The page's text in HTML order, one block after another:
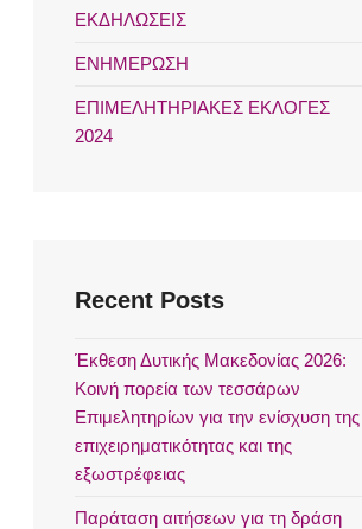
ΕΚΔΗΛΩΣΕΙΣ
ΕΝΗΜΕΡΩΣΗ
ΕΠΙΜΕΛΗΤΗΡΙΑΚΕΣ ΕΚΛΟΓΕΣ
2024
Recent Posts
Έκθεση Δυτικής Μακεδονίας 2026:
Κοινή πορεία των τεσσάρων
Επιμελητηρίων για την ενίσχυση της
επιχειρηματικότητας και της
εξωστρέφειας
Παράταση αιτήσεων για τη δράση